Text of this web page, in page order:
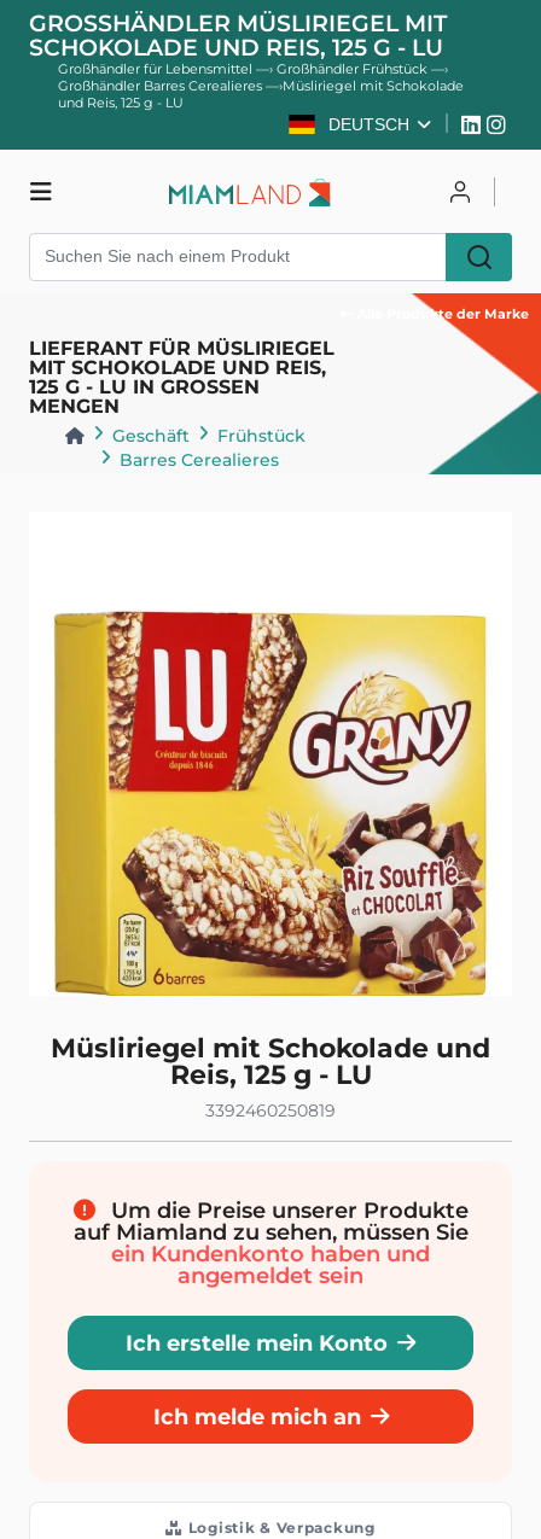
GROSSHÄNDLER MÜSLIRIEGEL MIT S
CHOKOLADE UND REIS, 125 G - LU
Großhändler für Lebensmittel —› Großhändler Frühstück —›
Großhändler Barres Cerealieres —›Müsliriegel mit Schokolade
und Reis, 125 g - LU
DEUTSCH
LIEFERANT FÜR MÜSLIRIEGEL
MIT SCHOKOLADE UND REIS,
125 G - LU IN GROSSEN
MENGEN
Geschäft
Frühstück
Barres Cerealieres
Alle Produkte der Marke
Müsliriegel mit Schokolade und
Reis, 125 g - LU
3392460250819
Um die Preise unserer Produkte
auf Miamland zu sehen, müssen Sie
ein Kundenkonto haben und
angemeldet sein
Ich erstelle mein Konto
Ich melde mich an
Logistik & Verpackung